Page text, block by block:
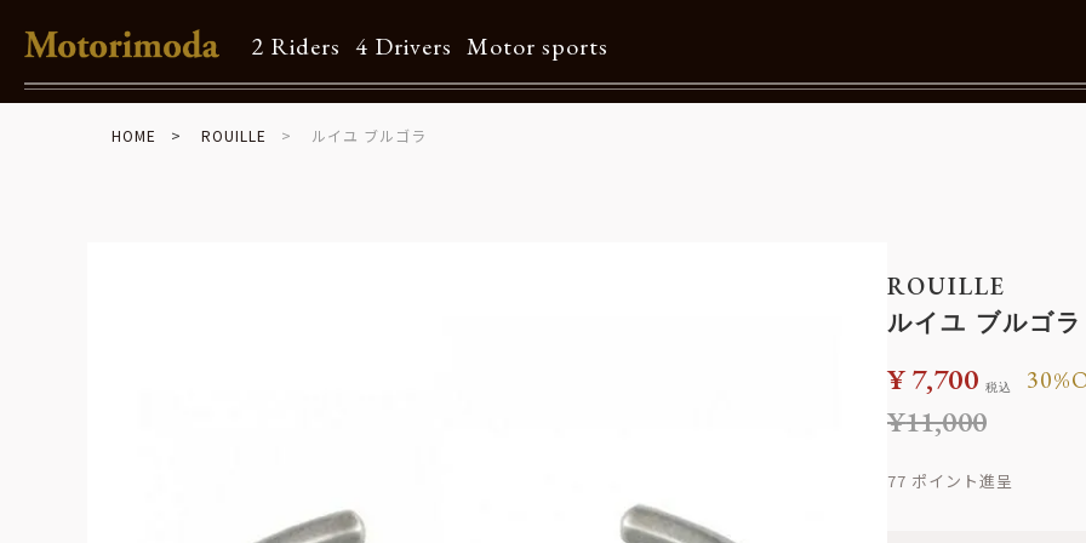
2 Riders 4 Drivers Motor sports
Shop Info
HOME ROUILLE ルイユ ブルゴラ
ROUILLE
ルイユ ブルゴラ
¥11,000
¥7,700 税込
77